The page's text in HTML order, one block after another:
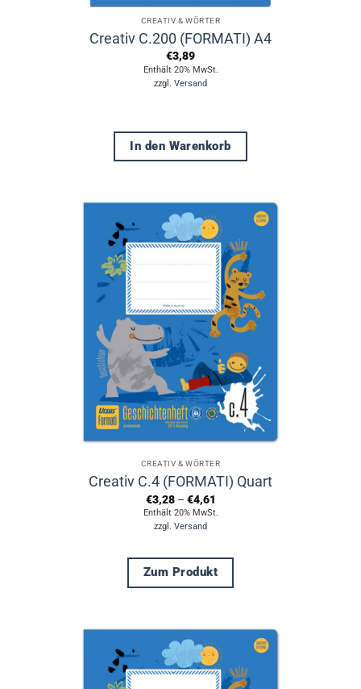
CREATIV & WÖRTER
Creativ C.200 (FORMATI) A4
€3,89
Enthält 20% MwSt.
zzgl. Versand
In den Warenkorb
CREATIV & WÖRTER
Creativ C.4 (FORMATI) Quart
€3,28 – €4,61
€3,28
bis
Enthält 20% MwSt.
zzgl. Versand
Zum Produkt
weist
mehrere
Varianten